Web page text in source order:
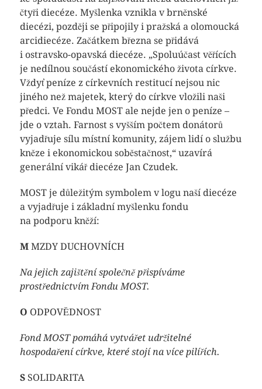
čtyři diecéze. Myšlenka vznikla v brněnské
diecézi, později se připojily i pražská a olomoucká
arcidiecéze. Začátkem března se přidává
i ostravsko-opavská diecéze. „Spoluúčast věřících
je nedílnou součástí ekonomického života církve.
Vždyť peníze z církevních restitucí nejsou nic
jiného než majetek, který do církve vložili naši
předci. Ve Fondu MOST ale nejde jen o peníze –
jde o vztah. Farnost s vyšším počtem donátorů
vyjadřuje sílu místní komunity, zájem lidí o službu
kněze i ekonomickou soběstačnost,“ uzavírá
generální vikář diecéze Jan Czudek.
MOST je důležitým symbolem v logu naší diecéze
a vyjadřuje i základní myšlenku fondu
na podporu kněží:
M MZDY DUCHOVNÍCH
Na jejich zajištění společně přispíváme
prostřednictvím Fondu MOST.
O ODPOVĚDNOST
Fond MOST pomáhá vytvářet udržitelné
hospodaření církve, které stojí na více pilířích.
S SOLIDARITA